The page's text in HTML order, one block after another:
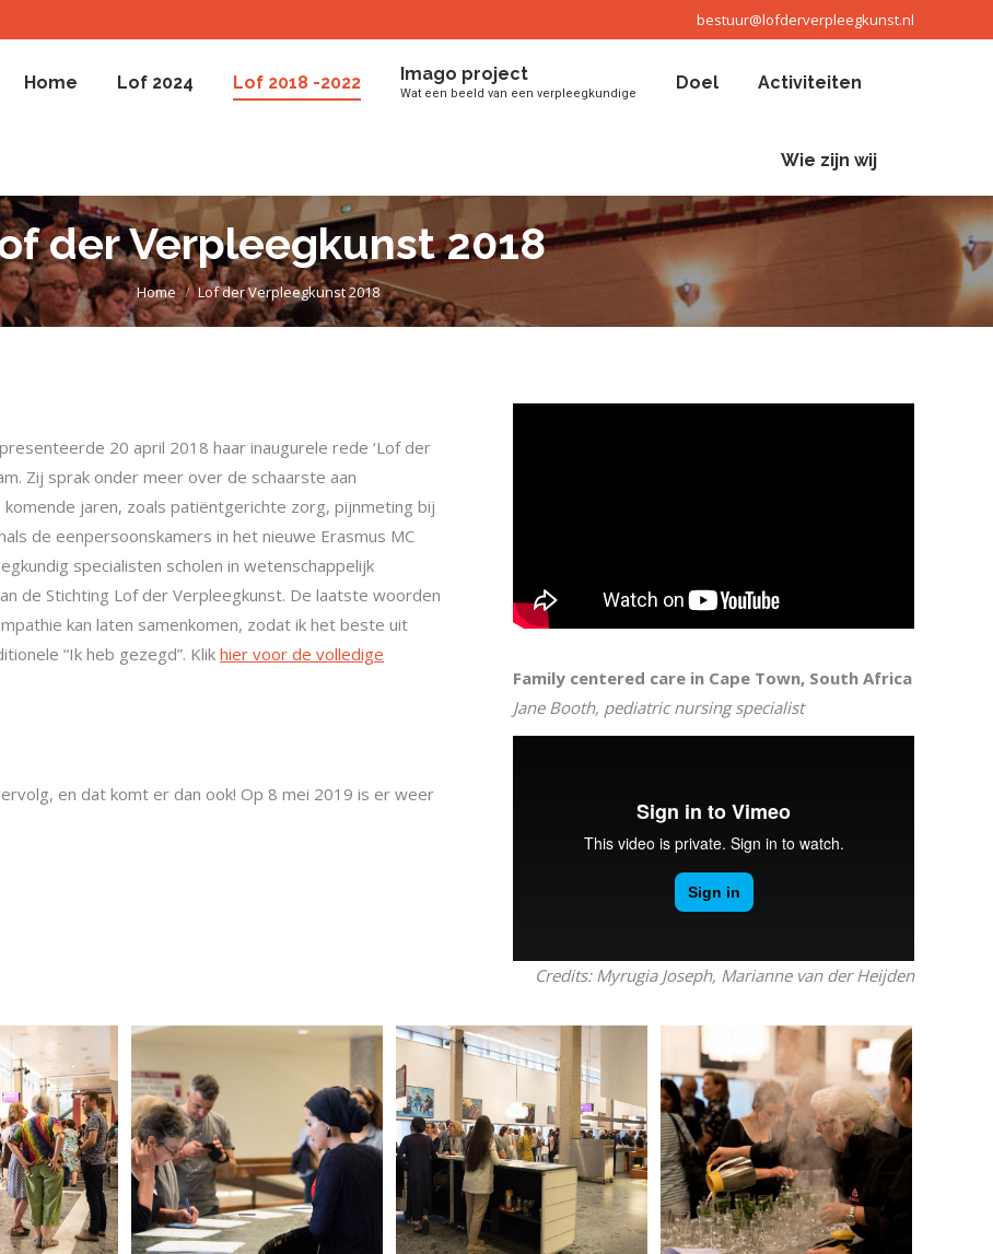
bestuur@lofderverpleegkunst.nl
Home Lof 2024 Lof 2018 -2022 Imago project
Wat een beeld van een verpleegkundige
Doel Activiteiten
Wie zijn wij
der Verpleegkunst 2018
Je bent hier:
Home Lof der Verpleegkunst 2018
20 april 2018 haar inaugurele rede ‘Lof der
Zij sprak onder meer over de schaarste aan
jaren, zoals patiëntgerichte zorg, pijnmeting bij
de eenpersoonskamers in het nieuwe Erasmus MC
specialisten scholen in wetenschappelijk
de Stichting Lof der Verpleegkunst. De laatste woorden
kan laten samenkomen, zodat ik het beste uit
“Ik heb gezegd”. Klik hier voor de volledige
en dat komt er dan ook! Op 8 mei 2019 is er weer
Family centered care in Cape Town, South Africa
Jane Booth, pediatric nursing specialist
Credits: Myrugia Joseph, Marianne van der Heijden
Home Lof 2024 Lof 2018 -2022 Imago project Doel Activiteiten